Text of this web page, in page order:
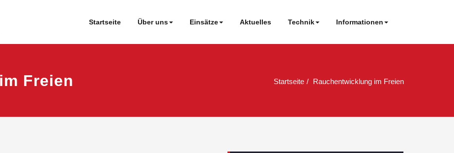
Startseite Über uns Einsätze Aktuelles Technik Informationen
Freien Startseite Rauchentwicklung im Freien